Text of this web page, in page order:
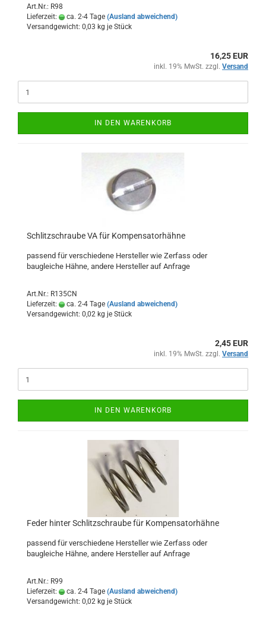
Art.Nr.: R98
Lieferzeit:
ca. 2-4 Tage (Ausland abweichend)
Versandgewicht: 0,03 kg je Stück
16,25 EUR
inkl. 19% MwSt. zzgl. Versand
IN DEN WARENKORB
Schlitzschraube VA für Kompensatorhähne
passend für verschiedene Hersteller wie Zerfass oder
baugleiche Hähne, andere Hersteller auf Anfrage
Art.Nr.: R135CN
Lieferzeit:
ca. 2-4 Tage (Ausland abweichend)
Versandgewicht: 0,02 kg je Stück
2,45 EUR
inkl. 19% MwSt. zzgl. Versand
IN DEN WARENKORB
Feder hinter Schlitzschraube für Kompensatorhähne
passend für verschiedene Hersteller wie Zerfass oder
baugleiche Hähne, andere Hersteller auf Anfrage
Art.Nr.: R99
Lieferzeit:
ca. 2-4 Tage (Ausland abweichend)
Versandgewicht: 0,02 kg je Stück